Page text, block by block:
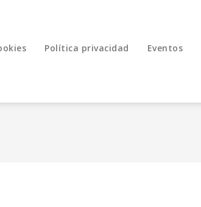
Política privacidad Eventos